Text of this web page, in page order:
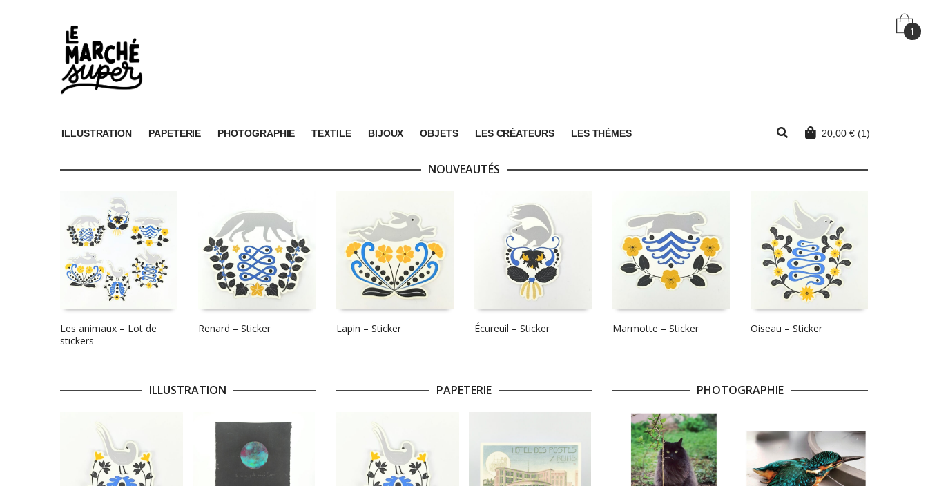
ILLUSTRATION PAPETERIE PHOTOGRAPHIE TEXTILE BIJOUX OBJETS LES CRÉATEURS LES THÈMES 20,00 € (1)
NOUVEAUTÉS
Les animaux – Lot de
stickers
Renard – Sticker Lapin – Sticker Écureuil – Sticker Marmotte – Sticker Oiseau – Sticker
ILLUSTRATION PAPETERIE PHOTOGRAPHIE
1